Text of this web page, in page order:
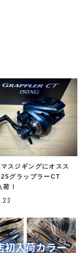
マスジギングにオスス
グラップラーCT
！